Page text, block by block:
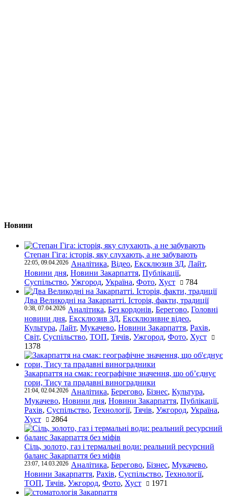
Новини
Степан Гіга: історія, яку слухають, а не забувають
22:05, 09.04.2026 Аналітика, Відео, Ексклюзив ЗД, Лайт,
Новини дня, Новини Закарпаття, Публікації,
Суспільство, Ужгород, Україна, Фото, Хуст 784
Два Великодні на Закарпатті. Історія, факти, традиції
0:38, 07.04.2026 Аналітика, Без кордонів, Берегово, Головні
новини дня, Ексклюзив ЗД, Ексклюзивне відео,
Культура, Лайт, Мукачево, Новини Закарпаття, Рахів,
Світ, Суспільство, ТОП, Тячів, Ужгород, Фото, Хуст
1378
Закарпаття на смак: географічне значення, що об’єднує
гори, Тису та прадавні виноградники
21:04, 02.04.2026 Аналітика, Берегово, Бізнес, Культура,
Мукачево, Новини дня, Новини Закарпаття, Публікації,
Рахів, Суспільство, Технології, Тячів, Ужгород, Україна,
Хуст
2864
Сіль, золото, газ і термальні води: реальний ресурсний
баланс Закарпаття без міфів
23:07, 14.03.2026 Аналітика, Берегово, Бізнес, Мукачево,
Новини Закарпаття, Рахів, Суспільство, Технології,
ТОП, Тячів, Ужгород, Фото, Хуст 1971